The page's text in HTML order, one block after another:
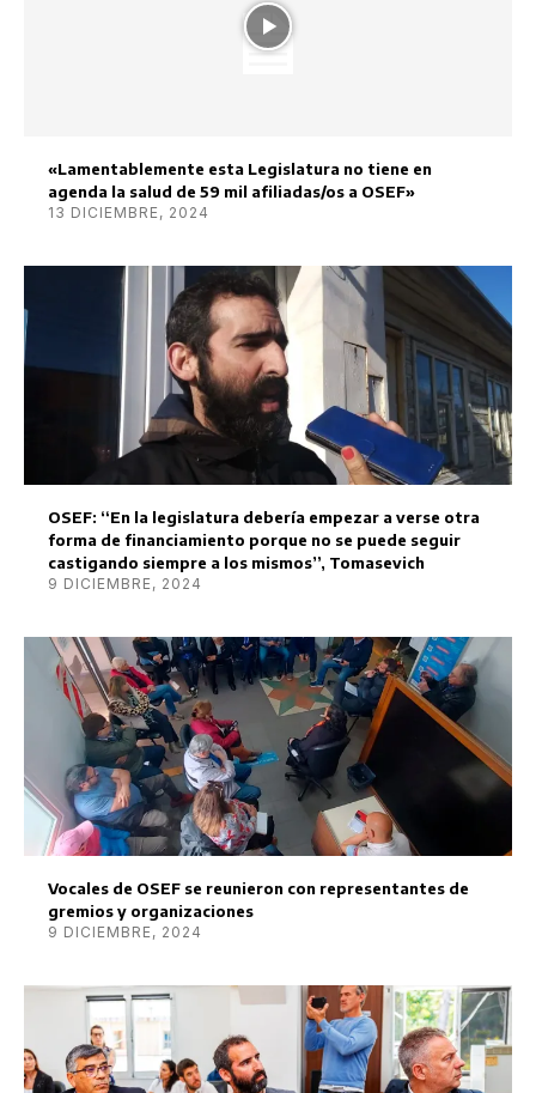
«Lamentablemente esta Legislatura no tiene en
agenda la salud de 59 mil afiliadas/os a OSEF»
13 DICIEMBRE, 2024
OSEF: “En la legislatura debería empezar a verse otra
forma de financiamiento porque no se puede seguir
castigando siempre a los mismos”, Tomasevich
9 DICIEMBRE, 2024
Vocales de OSEF se reunieron con representantes de
gremios y organizaciones
9 DICIEMBRE, 2024